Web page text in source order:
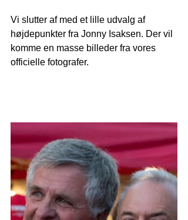
Vi slutter af med et lille udvalg af
højdepunkter fra Jonny Isaksen. Der vil
komme en masse billeder fra vores
officielle fotografer.